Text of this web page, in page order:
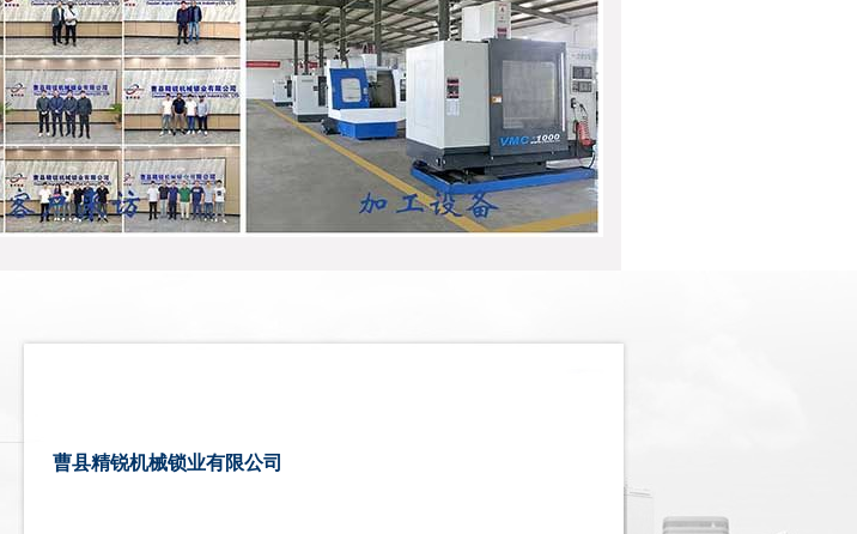
JRZ-83A自动钥匙刮背倒角机 JZ-15.8H圆锁头钻孔攻丝机
曹县精锐机械锁业有限公司